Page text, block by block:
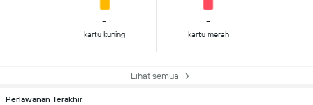
-
kartu kuning
-
kartu merah
Lihat semua
Perlawanan Terakhir